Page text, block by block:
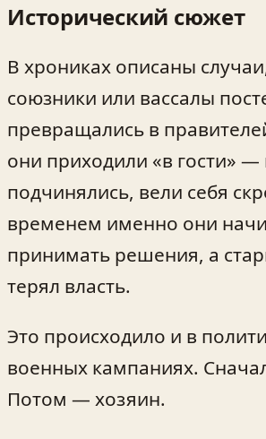
Исторический сюжет
В хрониках описаны
союзники или вассалы
превращались в
они приходили «в гости»
подчинялись, вели себя
временем именно они
принимать решения, а
терял власть.
Это происходило и в
военных кампаниях.
Потом — хозяин.